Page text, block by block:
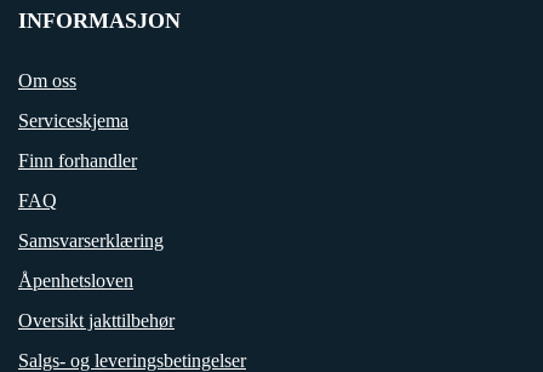
INFORMASJON
Om oss
Serviceskjema
Finn forhandler
FAQ
Samsvarserklæring
Åpenhetsloven
Oversikt jakttilbehør
Salgs- og leveringsbetingelser